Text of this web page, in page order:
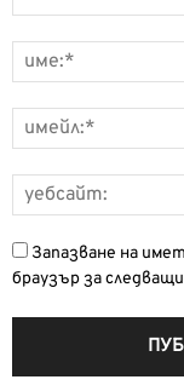
Запазване на
браузър за